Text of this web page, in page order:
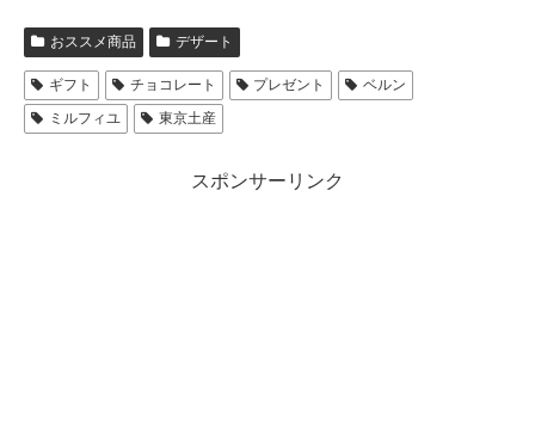
おススメ商品 デザート
ギフト チョコレート プレゼント
ベルン
ミルフィユ
東京土産
スポンサーリンク